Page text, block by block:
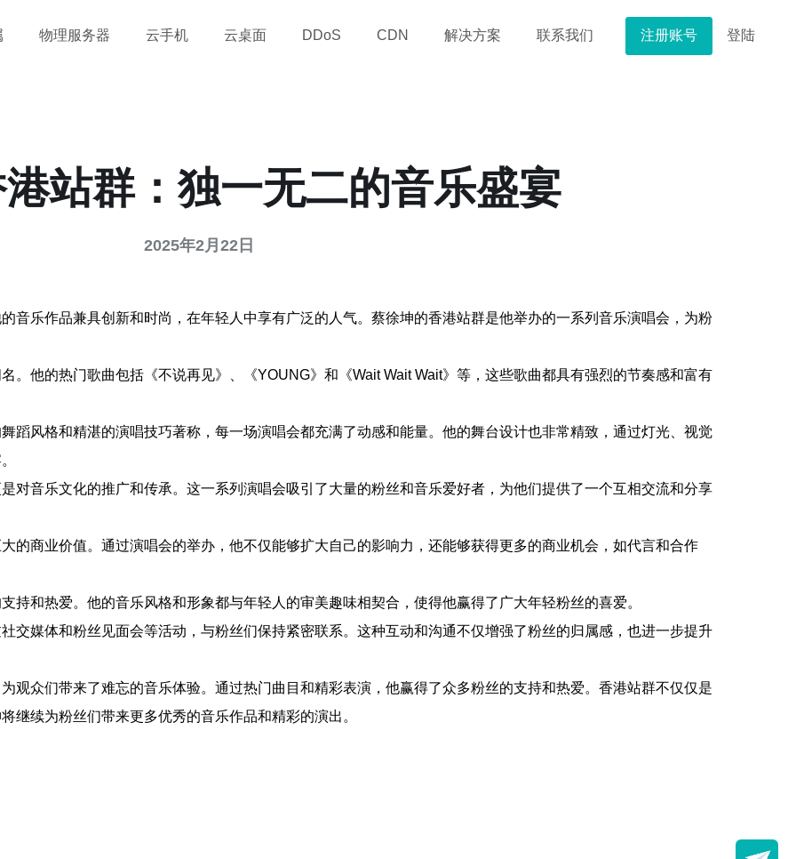
物理服务器 云手机 云桌面 DDoS CDN 解决方案 联系我们 注册账号 登陆
站群：独一无二的音乐盛宴
2025年2月22日
音乐作品兼具创新和时尚，在年轻人中享有广泛的人气。蔡徐坤的香港站群是他举办的一系列音乐演唱会，为粉
。他的热门歌曲包括《不说再见》、《YOUNG》和《Wait Wait Wait》等，这些歌曲都具有强烈的节奏感和富有
蹈风格和精湛的演唱技巧著称，每一场演唱会都充满了动感和能量。他的舞台设计也非常精致，通过灯光、视觉
对音乐文化的推广和传承。这一系列演唱会吸引了大量的粉丝和音乐爱好者，为他们提供了一个互相交流和分享
的商业价值。通过演唱会的举办，他不仅能够扩大自己的影响力，还能够获得更多的商业机会，如代言和合作
持和热爱。他的音乐风格和形象都与年轻人的审美趣味相契合，使得他赢得了广大年轻粉丝的喜爱。
交媒体和粉丝见面会等活动，与粉丝们保持紧密联系。这种互动和沟通不仅增强了粉丝的归属感，也进一步提升
观众们带来了难忘的音乐体验。通过热门曲目和精彩表演，他赢得了众多粉丝的支持和热爱。香港站群不仅仅是
继续为粉丝们带来更多优秀的音乐作品和精彩的演出。